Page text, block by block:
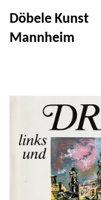
Döbele Kunst
Mannheim